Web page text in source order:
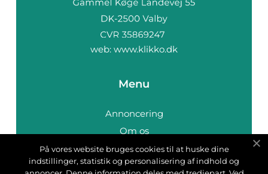
web: www.klikko.dk
Menu
Annoncering
Om os
Cookies
Kontakt os
På vores website bruges cookies til at huske dine
indstillinger, statistik og personalisering af indhold og